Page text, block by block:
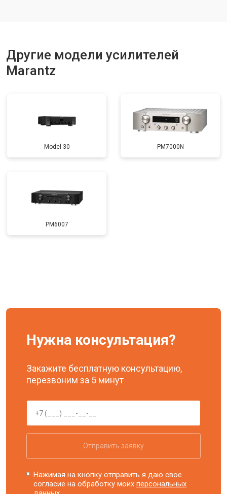
Другие модели усилителей
Marantz
Model 30 PM7000N
PM6007
Нужна консультация?
Закажите бесплатную консультацию,
перезвоним за 5 минут
Отправить заявку
Нажимая на кнопку отправить я даю свое
согласие на обработку моихперсональных